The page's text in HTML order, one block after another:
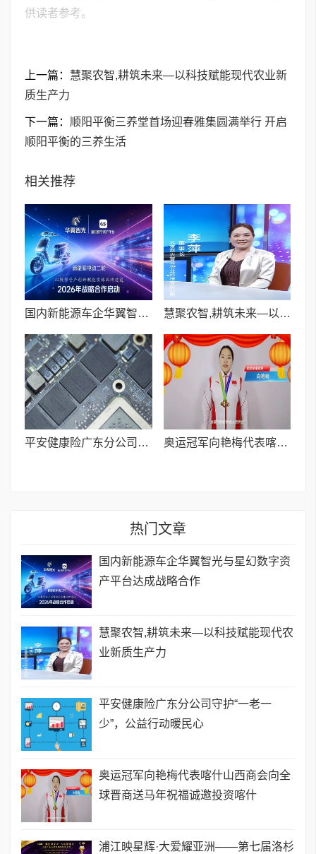
供读者参考。
上一篇： 慧聚农智,耕筑未来—以科技赋能现代农业新
质生产力
下一篇： 顺阳平衡三养堂首场迎春雅集圆满举行 开启
顺阳平衡的三养生活
相关推荐
国内新能源车企华翼智光与星幻数字资产平台达成战略合作 慧聚农智,耕筑未来—以科技赋能现代农业新质生产力
平安健康险广东分公司守护“一老一少”，公益行动暖民心 奥运冠军向艳梅代表喀什山西商会向全球晋商送马年祝福诚邀投资喀什
热门文章
国内新能源车企华翼智光与星幻数字资
产平台达成战略合作
慧聚农智,耕筑未来—以科技赋能现代农
业新质生产力
平安健康险广东分公司守护“一老一
少”，公益行动暖民心
奥运冠军向艳梅代表喀什山西商会向全
球晋商送马年祝福诚邀投资喀什
浦江映星辉·大爱耀亚洲——第七届洛杉